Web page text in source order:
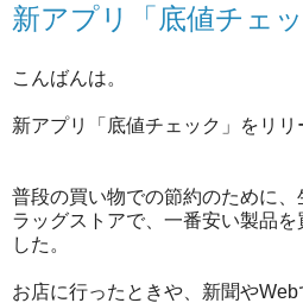
新アプリ「底値チェ
こんばんは。
新アプリ「底値チェック」をリリ
普段の買い物での節約のために
ラッグストアで、一番安い製品を
した。
お店に行ったときや、新聞や